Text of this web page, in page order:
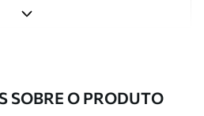
de até 50 cm de largura.
SOBRE O PRODUTO